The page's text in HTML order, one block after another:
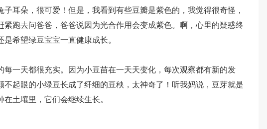
耳朵，很可爱！但是，我看到有些豆瓣是紫色的，我觉得很奇怪，
紧跑去问爸爸，爸爸说因为光合作用会变成紫色。啊，心里的疑惑终
希望绿豆宝宝一直健康成长。
每一天都很充实。因为小豆苗在一天天变化，每次观察都有新的发
不起眼的小绿豆长成了纤细的豆秧，太神奇了！听我妈说，豆芽就是
土壤里，它们会继续生长。